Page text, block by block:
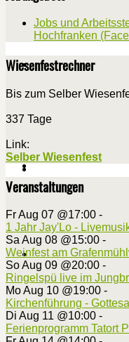
Jobs und
Hochfranken
Wiesenfestrechner
Bis zum Selber
337 Tage
Link:
Selber Wiesenfest
Veranstaltungen
Fr Aug 07 @17:00 -
1 Jahr Jay'Lo -
Sa Aug 08 @15:00 -
Weinfest am
So Aug 09 @20:00 -
Ringelspü live im
Mo Aug 10 @19:00 -
Kirchenführung -
Di Aug 11 @10:00 -
Ferienprogramm Tatort